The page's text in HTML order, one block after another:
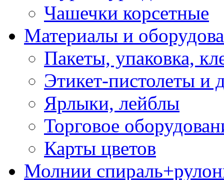
Чашечки корсетные
Материалы и
Пакеты, упаковка,
Этикет-пистолеты и
Ярлыки, лейблы
Торговое
Карты цветов
Молнии